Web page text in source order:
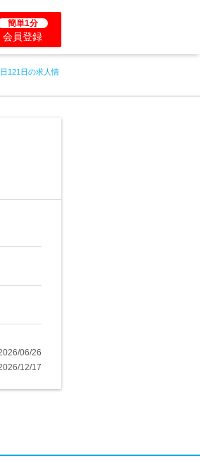
簡単1分
会員登録
121日の求人情
06/26
12/17